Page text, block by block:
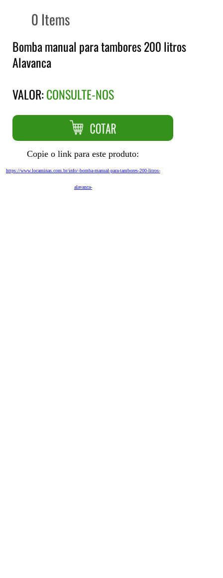
0 Items
Bomba manual para tambores 200 litros
Alavanca
VALOR: CONSULTE-NOS
Copie o link para este produto:
https://www.locaminas.com.br/info/-bomba-manual-para-tambores-200-litros-
alavanca-